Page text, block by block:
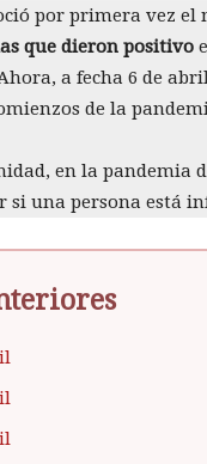
por primera vez
que dieron positivo
a fecha 6 de
de la
en la pandemia
una persona está